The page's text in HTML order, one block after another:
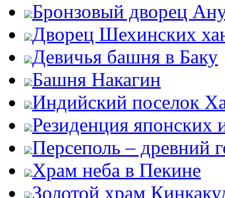
Бронзовый дворец
Дворец Шехинских
Девичья башня в Баку
Башня Накагин
Индийский поселок
Резиденция японских
Персеполь – древний
Храм неба в Пекине
Золотой храм